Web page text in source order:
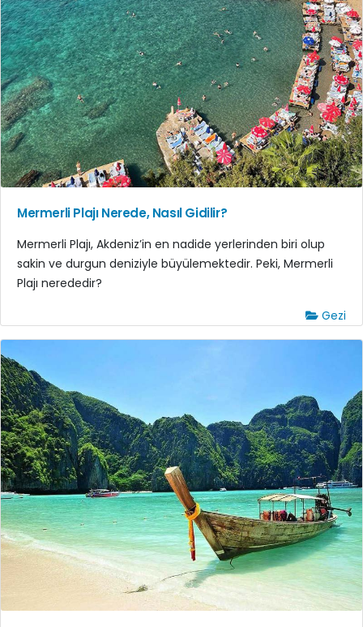
Mermerli Plajı Nerede, Nasıl Gidilir?
Mermerli Plajı, Akdeniz’in en nadide yerlerinden biri olup
sakin ve durgun deniziyle büyülemektedir. Peki, Mermerli
Plajı nerededir?
Gezi